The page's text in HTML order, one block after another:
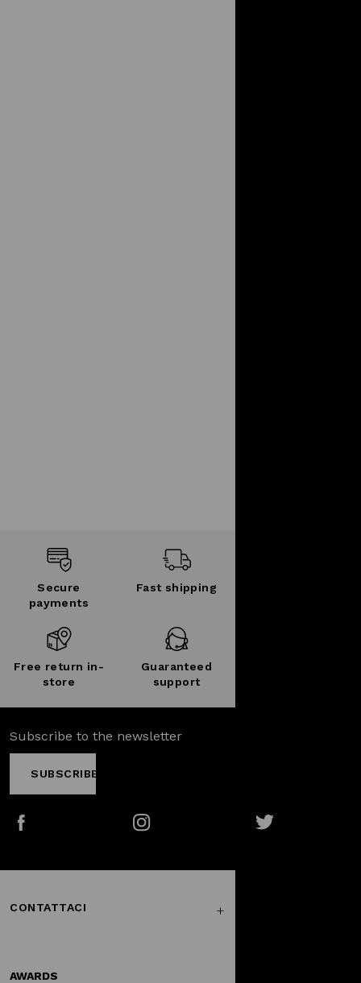
Secure
payments
Fast shipping
Free return in-
store
Guaranteed
support
Subscribe to the newsletter
SUBSCRIBE
CONTATTACI
AWARDS